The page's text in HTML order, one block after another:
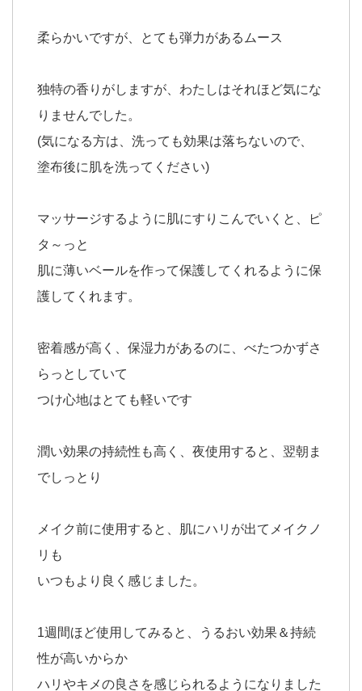
柔らかいですが、とても弾力があるムース
独特の香りがしますが、わたしはそれほど気にな
りませんでした。
(気になる方は、洗っても効果は落ちないので、
塗布後に肌を洗ってください)
マッサージするように肌にすりこんでいくと、ピ
タ～っと
肌に薄いベールを作って保護してくれるように保
護してくれます。
密着感が高く、保湿力があるのに、べたつかずさ
らっとしていて
つけ心地はとても軽いです
潤い効果の持続性も高く、夜使用すると、翌朝ま
でしっとり
メイク前に使用すると、肌にハリが出てメイクノ
リも
いつもより良く感じました。
1週間ほど使用してみると、うるおい効果＆持続
性が高いからか
ハリやキメの良さを感じられるようになりました